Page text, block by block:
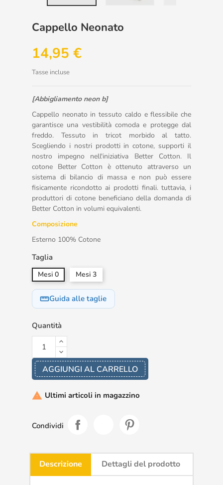
Cappello Neonato
14,95 €
Tasse incluse
[Abbigliamento neon b]
Cappello neonato in tessuto caldo e flessibile che
garantisce una vestibilità comoda e protegge dal
freddo. Tessuto in tricot morbido al tatto.
Scegliendo i nostri prodotti in cotone, supporti il
nostro impegno nell'iniziativa Better Cotton. Il
cotone Better Cotton è ottenuto attraverso un
sistema di bilancio di massa e non può essere
fisicamente ricondotto ai prodotti finali. tuttavia, i
produttori di cotone beneficiano della domanda di
Better Cotton in volumi equivalenti.
Composizione
Esterno 100% Cotone
Taglia
Mesi 0 Mesi 3
straightenGuida alle taglie
Quantità
AGGIUNGI AL CARRELLO
 Ultimi articoli in magazzino
Condividi
Descrizione Dettagli del prodotto